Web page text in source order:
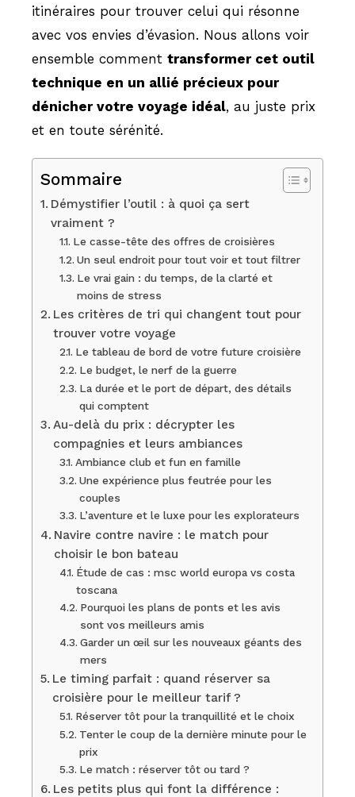
itinéraires pour trouver celui qui résonne
avec vos envies d’évasion. Nous allons voir
ensemble comment transformer cet outil
technique en un allié précieux pour
dénicher votre voyage idéal, au juste prix
et en toute sérénité.
Sommaire
Démystifier l’outil : à quoi ça sert
vraiment ?
Le casse-tête des offres de croisières
Un seul endroit pour tout voir et tout filtrer
Le vrai gain : du temps, de la clarté et
moins de stress
Les critères de tri qui changent tout pour
trouver votre voyage
Le tableau de bord de votre future croisière
Le budget, le nerf de la guerre
La durée et le port de départ, des détails
qui comptent
Au-delà du prix : décrypter les
compagnies et leurs ambiances
Ambiance club et fun en famille
Une expérience plus feutrée pour les
couples
L’aventure et le luxe pour les explorateurs
Navire contre navire : le match pour
choisir le bon bateau
Étude de cas : msc world europa vs costa
toscana
Pourquoi les plans de ponts et les avis
sont vos meilleurs amis
Garder un œil sur les nouveaux géants des
mers
Le timing parfait : quand réserver sa
croisière pour le meilleur tarif ?
Réserver tôt pour la tranquillité et le choix
Tenter le coup de la dernière minute pour le
prix
Le match : réserver tôt ou tard ?
Les petits plus qui font la différence :